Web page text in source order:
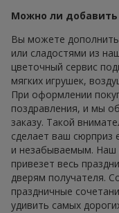
Можно ли
Вы можете
или сладостями из
цветочный сервис
мягких игрушек,
При оформлении
поздравления, и мы
заказу. Такой
сделает ваш
и незабываемым. Наш
привезет весь
дверям получателя.
праздничные
удивить самых